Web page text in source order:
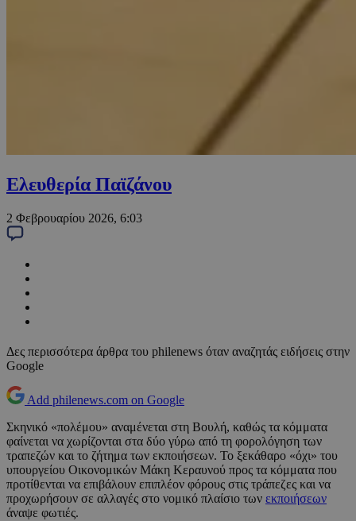
Ελευθερία Παϊζάνου
2 Φεβρουαρίου 2026, 6:03
Δες περισσότερα άρθρα του philenews όταν αναζητάς ειδήσεις στην
Google
Add philenews.com on Google
Σκηνικό «πολέμου» αναμένεται στη Βουλή, καθώς τα κόμματα
φαίνεται να χωρίζονται στα δύο γύρω από τη φορολόγηση των
τραπεζών και το ζήτημα των εκποιήσεων. Το ξεκάθαρο «όχι» του
υπουργείου Οικονομικών Μάκη Κεραυνού προς τα κόμματα που
προτίθενται να επιβάλουν επιπλέον φόρους στις τράπεζες και να
προχωρήσουν σε αλλαγές στο νομικό πλαίσιο των εκποιήσεων
άναψε φωτιές.